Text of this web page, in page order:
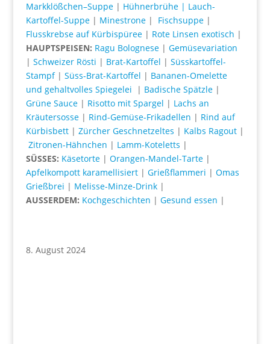
Markklößchen–Suppe| Hühnerbrühe | Lauch-
Kartoffel-Suppe| Minestrone| Fischsuppe|
Flusskrebse auf Kürbispüree| Rote Linsen exotisch |
HAUPTSPEISEN: Ragu Bolognese| Gemüsevariation
| Schweizer Rösti | Brat-Kartoffel | Süsskartoffel-
Stampf| Süss-Brat-Kartoffel | Bananen-Omelette
und gehaltvolles Spiegelei | Badische Spätzle|
Grüne Sauce| Risotto mit Spargel | Lachs an
Kräutersosse| Rind-Gemüse-Frikadellen | Rind auf
Kürbisbett| Zürcher Geschnetzeltes | Kalbs Ragout|
Zitronen-Hähnchen | Lamm-Koteletts |
SÜSSES: Käsetorte| Orangen-Mandel-Tarte|
Apfelkompott karamellisiert| Grießflammeri | Omas
Grießbrei | Melisse-Minze-Drink|
AUSSERDEM: Kochgeschichten | Gesund essen |
8. August 2024